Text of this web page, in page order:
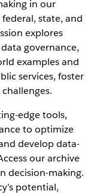
in our
state, and
explores
governance,
examples and
services, foster
edge tools,
to optimize
develop data-
our archive
decision-making.
potential,